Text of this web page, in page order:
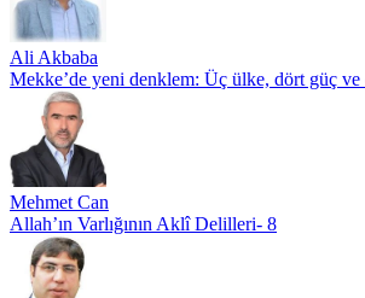
Ali Akbaba
Mekke’de yeni denklem: Üç ülke, dört güç ve
Mehmet Can
Allah’ın Varlığının Aklî Delilleri- 8